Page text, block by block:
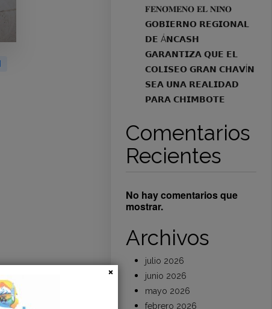
𝐅𝐄𝐍𝐎́𝐌𝐄𝐍𝐎 𝐄𝐋 𝐍𝐈𝐍̃𝐎
𝗚𝗢𝗕𝗜𝗘𝗥𝗡𝗢 𝗥𝗘𝗚𝗜𝗢𝗡𝗔𝗟
𝗗𝗘 Á𝗡𝗖𝗔𝗦𝗛
𝗚𝗔𝗥𝗔𝗡𝗧𝗜𝗭𝗔 𝗤𝗨𝗘 𝗘𝗟
𝗖𝗢𝗟𝗜𝗦𝗘𝗢 𝗚𝗥𝗔𝗡 𝗖𝗛𝗔𝗩Í𝗡
𝗦𝗘𝗔 𝗨𝗡𝗔 𝗥𝗘𝗔𝗟𝗜𝗗𝗔𝗗
𝗣𝗔𝗥𝗔 𝗖𝗛𝗜𝗠𝗕𝗢𝗧𝗘
Comentarios
Recientes
No hay comentarios que
mostrar.
Archivos
julio 2026
junio 2026
mayo 2026
febrero 2026